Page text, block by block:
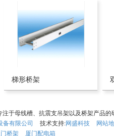
梯形桥架
于母线槽、抗震支吊架以及桥架产品的
备有限公司 技术支持:网盛科技 网站
桥架 厦门配电箱